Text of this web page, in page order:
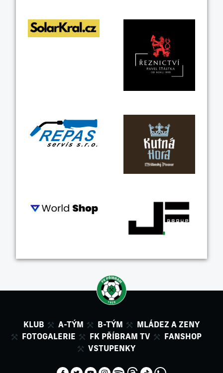
KLUB A-TÝM B-TÝM
MLÁDEZ A ZENY
FOTOGALERIE
FK PŘÍBRAM TV
FANSHOP
VSTUPENKY